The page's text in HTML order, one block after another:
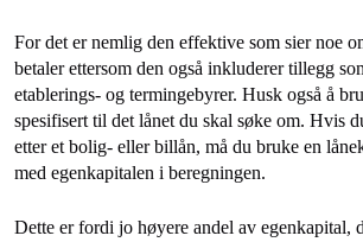
For det er nemlig den effektive som sier noe
betaler ettersom den også inkluderer tillegg
etablerings- og termingebyrer. Husk også å
spesifisert til det lånet du skal søke om. Hvis
etter et bolig- eller billån, må du bruke en
med egenkapitalen i beregningen.
Dette er fordi jo høyere andel av egenkapital,